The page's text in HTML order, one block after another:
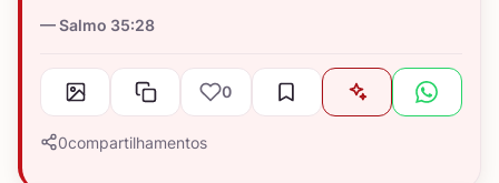
Salmo 35:28
0
0compartilhamentos